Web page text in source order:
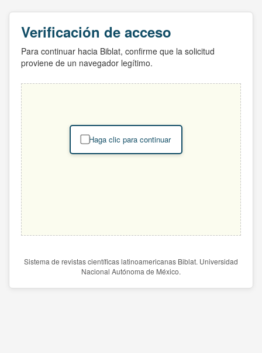
Verificación de acceso
Para continuar hacia Biblat, confirme que la solicitud
proviene de un navegador legítimo.
Haga clic para continuar
Sistema de revistas científicas latinoamericanas Biblat. Universidad
Nacional Autónoma de México.